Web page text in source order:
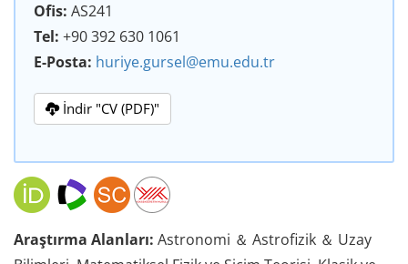
Ofis: AS241
Tel: +90 392 630 1061
E-Posta: huriye.gursel@emu.edu.tr
İndir "CV (PDF)"
Araştırma Alanları: Astronomi ＆ Astrofizik ＆ Uzay